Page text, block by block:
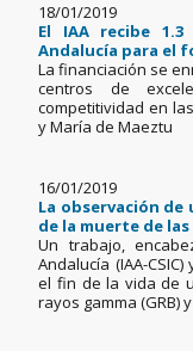
18/01/2019
El IAA recibe
Andalucía para el
La financiación se
centros de
competitividad en
y María de Maeztu
16/01/2019
La observación
de la muerte de
Un trabajo,
Andalucía (IAA-
el fin de la vida de
rayos gamma (GRB)